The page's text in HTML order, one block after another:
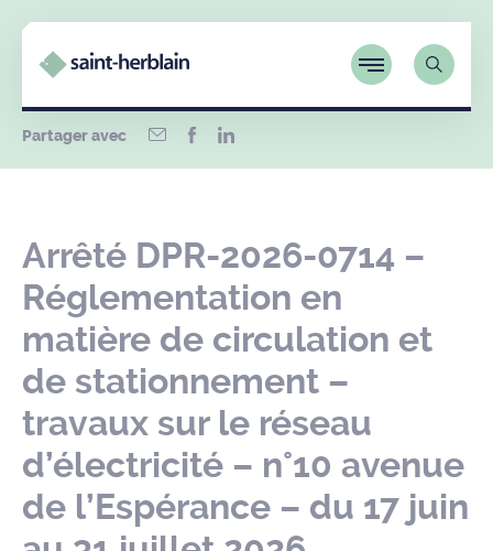
Partager avec
Arrêté DPR-2026-0714 –
Réglementation en
matière de circulation et
de stationnement –
travaux sur le réseau
d’électricité – n°10 avenue
de l’Espérance – du 17 juin